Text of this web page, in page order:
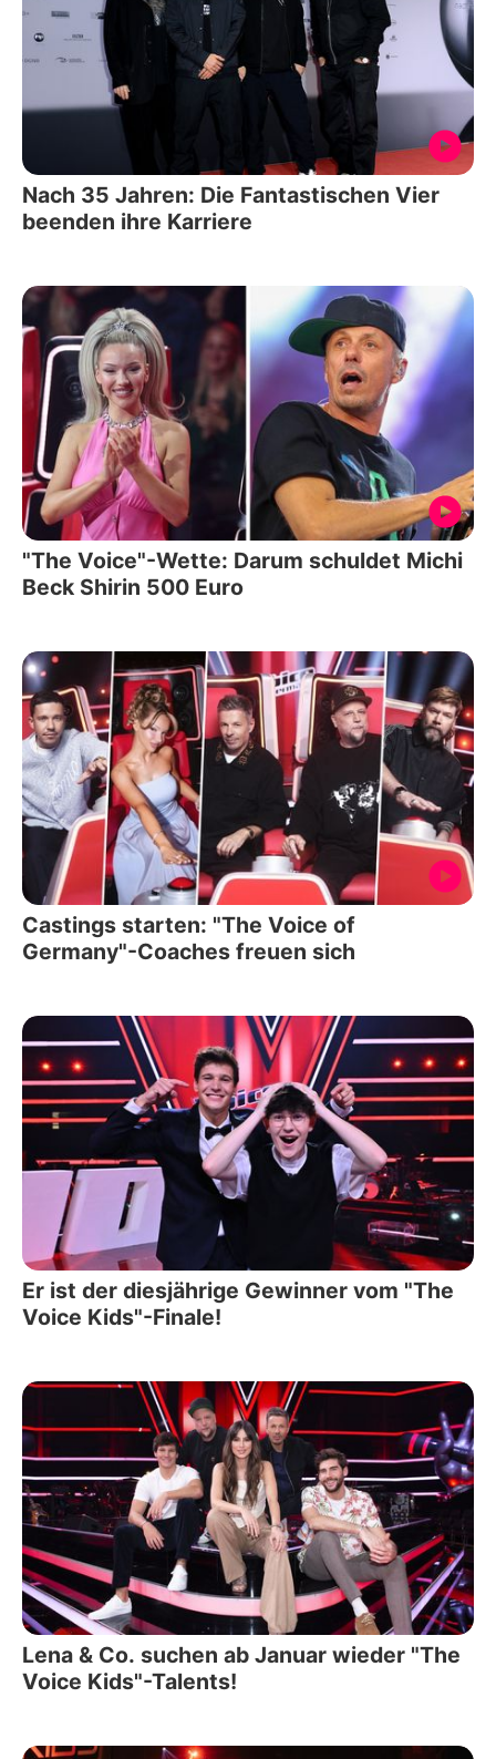
Nach 35 Jahren: Die Fantastischen Vier
beenden ihre Karriere
"The Voice"-Wette: Darum schuldet Michi
Beck Shirin 500 Euro
Castings starten: "The Voice of
Germany"-Coaches freuen sich
Er ist der diesjährige Gewinner vom "The
Voice Kids"-Finale!
Lena & Co. suchen ab Januar wieder "The
Voice Kids"-Talents!